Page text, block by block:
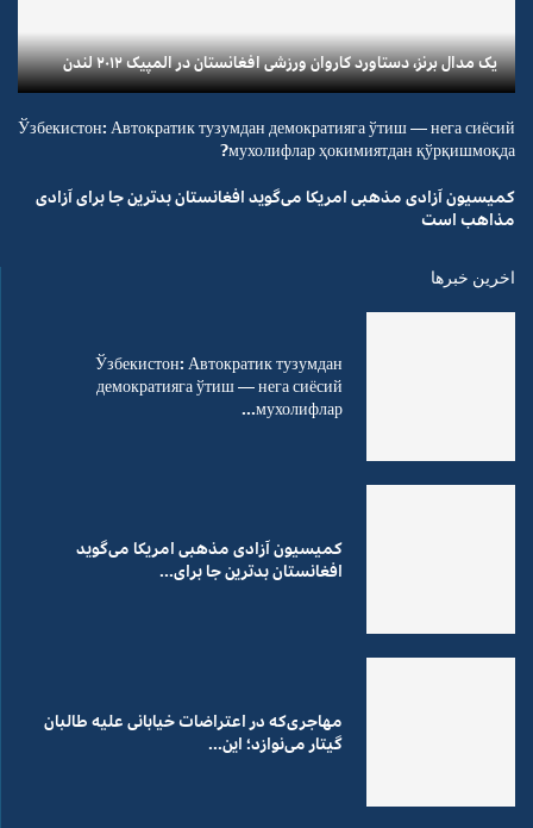
یک مدال برنز، دستاورد کاروان ورزشی افغانستان در المپیک ۲۰۱۲ لندن
Ўзбекистон: Автократик тузумдан демократияга ўтиш — нега сиёсий
мухолифлар ҳокимиятдан қўрқишмоқда?
کمیسیون آزادی مذهبی امریکا می‌گوید افغانستان بدترین جا برای آزادی
مذاهب است
اخرین خبرها
Ўзбекистон: Автократик тузумдан
демократияга ўтиш — нега сиёсий
мухолифлар...
کمیسیون آزادی مذهبی امریکا می‌گوید
افغانستان بدترین جا برای...
مهاجری‌که در اعتراضات خیابانی علیه طالبان
گیتار می‌نوازد؛ این...